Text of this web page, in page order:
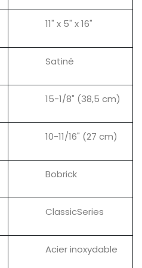
11" x 5" x 16"
Satiné
15-1/8" (38,5 cm)
10-11/16" (27 cm)
Bobrick
ClassicSeries
Acier inoxydable